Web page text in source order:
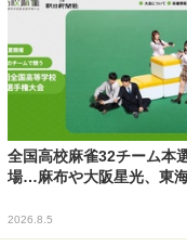
全国高校麻雀32チーム本
場…麻布や大阪星光、東
2026.8.5